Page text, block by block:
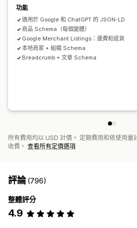
功能
適用於 Google 和 ChatGPT 的 JSON-LD
商品 Schema（每個變體）
Google Merchant Listings：運費和退貨
本地商家 + 組織 Schema
Breadcrumb + 文章 Schema
所有費用均以 USD 計價。 定期費用和依使用量
收費。 查看所有定價選項
評論(796)
整體評分
4.9